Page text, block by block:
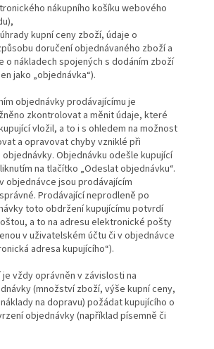
nákupního košíku webového
kupní ceny zboží, údaje o
doručení objednávaného zboží a
o nákladech spojených s dodáním zboží
jako „objednávka“).
objednávky prodávajícímu je
zkontrolovat a měnit údaje, které
vložil, a to i s ohledem na možnost
a opravovat chyby vzniklé při
objednávky. Objednávku odešle kupující
na tlačítko „Odeslat objednávku“.
objednávce jsou prodávajícím
Prodávající neprodleně po
toto obdržení kupujícímu potvrdí
a to na adresu elektronické pošty
v uživatelském účtu či v objednávce
adresa kupujícího“).
vždy oprávněn v závislosti na
(množství zboží, výše kupní ceny,
na dopravu) požádat kupujícího o
objednávky (například písemně či